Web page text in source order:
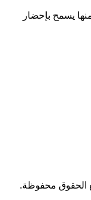
يسمح بإحضار